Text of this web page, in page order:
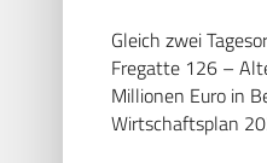
Gleich zwei
Fregatte 126 –
Millionen Euro in
Wirtschaftsplan